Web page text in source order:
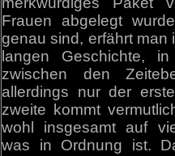
Frauen abgelegt
genau sind, erfährt man
langen Geschichte,
zwischen den
allerdings nur der
zweite kommt
wohl insgesamt auf
was in Ordnung ist.